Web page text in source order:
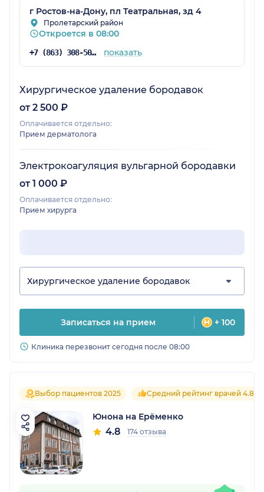
г Ростов-на-Дону, пл Театральная, зд 4
Пролетарский район
Откроется в 08:00
+7 (863) 308-50-43 показать
Хирургическое удаление бородавок
от 2 500 ₽
Оплачивается отдельно:
Прием дерматолога
Электрокоагуляция вульгарной бородавки
от 1 000 ₽
Оплачивается отдельно:
Прием хирурга
Хирургическое удаление бородавок
Записаться на прием + 100
Клиника перезвонит сегодня после 08:00
Выбор пациентов 2025 Средний рейтинг врачей 4.8
Юнона на Ерёменко
4.8 174 отзыва